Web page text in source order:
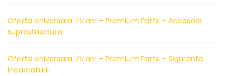
Oferta aniversara 75 ani – Premium Parts – Accesorii
suprastructura
Oferta aniversara 75 ani – Premium Parts – Siguranta
incarcaturii